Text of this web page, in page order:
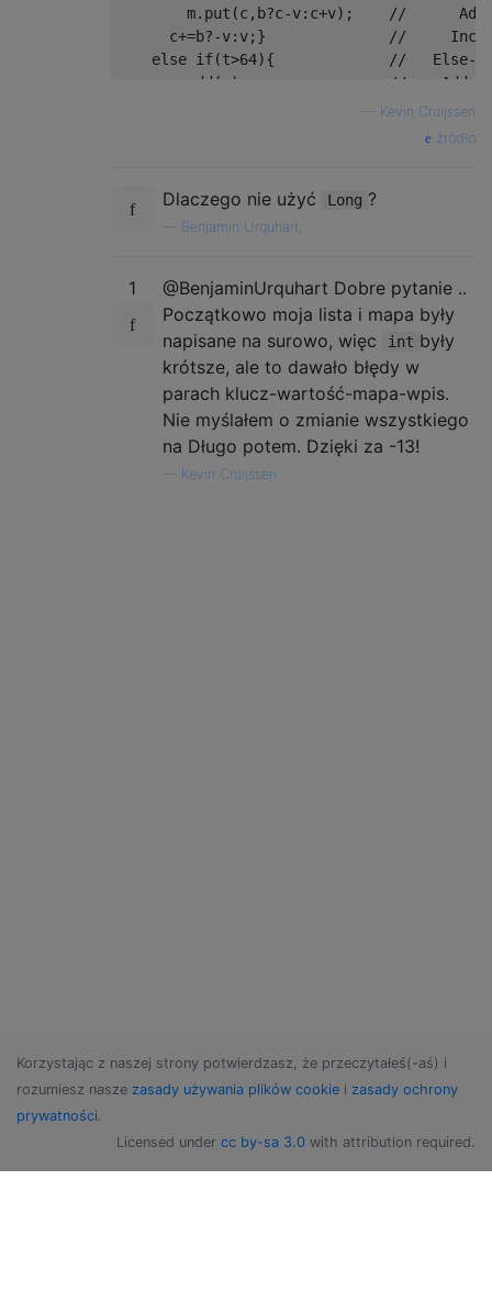
        m
. put (c , b?c-v: c+v);
//      Add
      c
+=b?-v: v;}
//
else if(t>64){
//   Else-if
add ( );
//    Add
//    And
//   Else
if((k=e .getKey())
break e;
//
          c
=
//      Set
( v=e .getValue())
//       The
t
//        The
-v )
//
%(k-v);
//
continue o;}
//      And
+=t;}
Kevin Cruijssen
źródło
Dlaczego nie użyć Long ?
Benjamin Urquhart,
1
@BenjaminUrquhart Dobre pytanie ..
Początkowo moja lista i mapa były
napisane na surowo, więc
int były
krótsze, ale to dawało błędy w
parach klucz-wartość-mapa-wpis.
Nie myślałem o zmianie wszystkiego
na Długo potem. Dzięki za -13!
Kevin Cruijssen
Korzystając z naszej strony potwierdzasz, że przeczytałeś(-aś) i
rozumiesz nasze zasady używania plików cookie i zasady ochrony
prywatności.
Licensed under cc by-sa 3.0 with attribution required.